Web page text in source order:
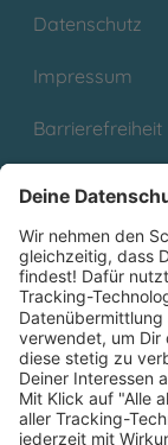
Datenschutz
Impressum
Barrierefreiheit
Folge uns auf
*